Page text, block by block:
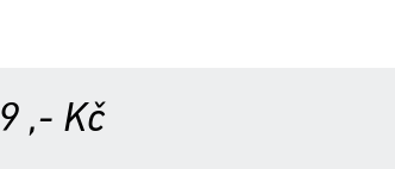
,- Kč